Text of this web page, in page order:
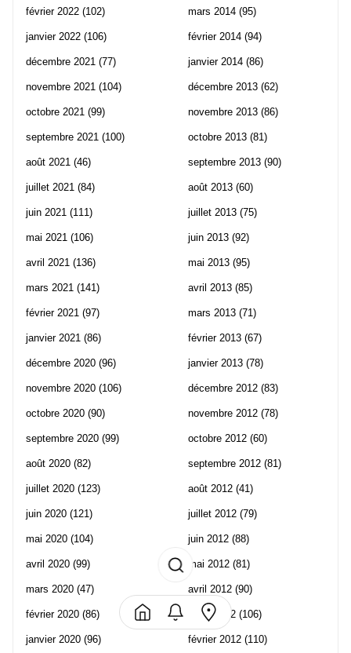
février 2022 (102)
janvier 2022 (106)
décembre 2021 (77)
novembre 2021 (104)
octobre 2021 (99)
septembre 2021 (100)
août 2021 (46)
juillet 2021 (84)
juin 2021 (111)
mai 2021 (106)
avril 2021 (136)
mars 2021 (141)
février 2021 (97)
janvier 2021 (86)
décembre 2020 (96)
novembre 2020 (106)
octobre 2020 (90)
septembre 2020 (99)
août 2020 (82)
juillet 2020 (123)
juin 2020 (121)
mai 2020 (104)
avril 2020 (99)
mars 2020 (47)
février 2020 (86)
janvier 2020 (96)
mars 2014 (95)
février 2014 (94)
janvier 2014 (86)
décembre 2013 (62)
novembre 2013 (86)
octobre 2013 (81)
septembre 2013 (90)
août 2013 (60)
juillet 2013 (75)
juin 2013 (92)
mai 2013 (95)
avril 2013 (85)
mars 2013 (71)
février 2013 (67)
janvier 2013 (78)
décembre 2012 (83)
novembre 2012 (78)
octobre 2012 (60)
septembre 2012 (81)
août 2012 (41)
juillet 2012 (79)
juin 2012 (88)
mai 2012 (81)
avril 2012 (90)
mars 2012 (106)
février 2012 (110)